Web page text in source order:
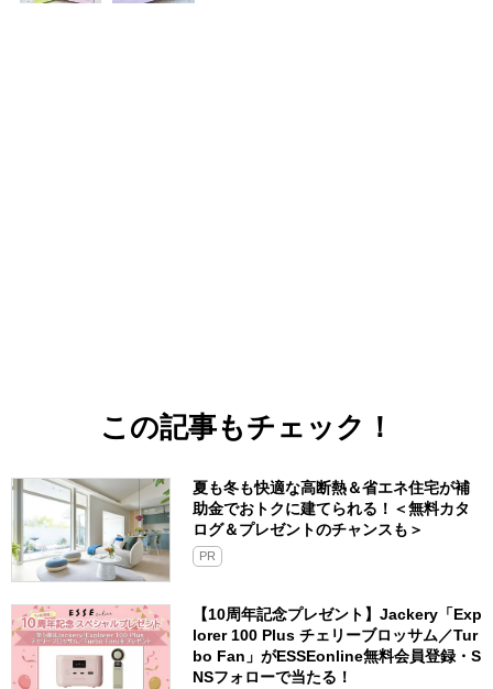
この記事もチェック！
夏も冬も快適な高断熱＆省エネ住宅が補
助金でおトクに建てられる！＜無料カタ
ログ＆プレゼントのチャンスも＞
PR
【10周年記念プレゼント】Jackery「Exp
lorer 100 Plus チェリーブロッサム／Tur
bo Fan」がESSEonline無料会員登録・S
NSフォローで当たる！